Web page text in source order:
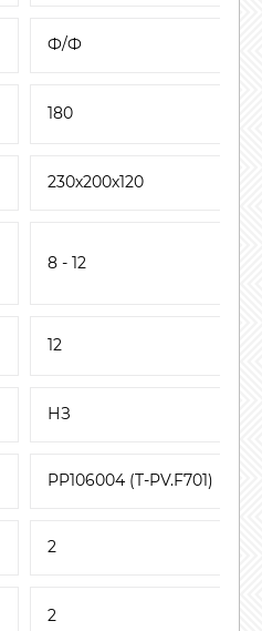
Ф/Ф
180
230х200х120
8 - 12
12
НЗ
PP106004 (T-PV.F701)
2
2